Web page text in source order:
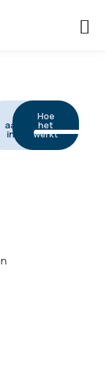
aanvraag
indienen
Hoe
het
werkt